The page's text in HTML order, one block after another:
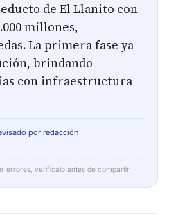
de El Llanito con
millones,
La primera fase ya
brindando
con infraestructura
por redacción
errores, verifícalo antes de compartir.